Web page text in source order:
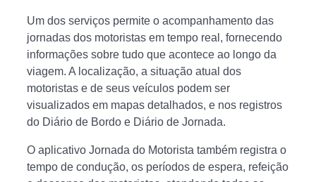
Um dos serviços permite o acompanhamento das
jornadas dos motoristas em tempo real, fornecendo
informações sobre tudo que acontece ao longo da
viagem. A localização, a situação atual dos
motoristas e de seus veículos podem ser
visualizados em mapas detalhados, e nos registros
do Diário de Bordo e Diário de Jornada.
O aplicativo Jornada do Motorista também registra o
tempo de condução, os períodos de espera, refeição